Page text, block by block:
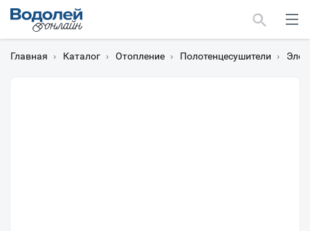
Главная › Каталог › Отопление › Полотенцесушители ›